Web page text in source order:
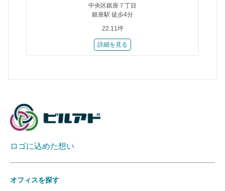
中央区銀座７丁目
銀座駅 徒歩4分
22.11坪
詳細を見る
ロゴに込めた想い
オフィスを探す